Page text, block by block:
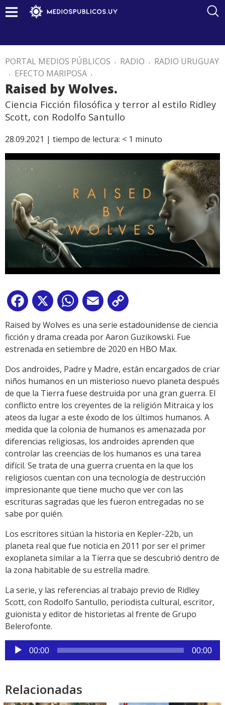
PORTAL MEDIOS PÚBLICOS . RADIO . RADIO URUGUAY
. EFECTO MARIPOSA .
Raised by Wolves.
Ciencia Ficción filosófica y terror al estilo Ridley
Scott, con Rodolfo Santullo
28.09.2021 | tiempo de lectura: < 1 minuto
Facebook
X WhatsApp
Email
Link
Raised by Wolves es una serie estadounidense de ciencia
ficción y drama creada por Aaron Guzikowski. Fue
estrenada en setiembre de 2020 en HBO Max.
Dos androides, Padre y Madre, están encargados de criar
niños humanos en un misterioso nuevo planeta después
de que la Tierra fuese destruida por una gran guerra. El
conflicto entre los creyentes de la religión Mitraica y los
ateos da lugar a este éxodo de los últimos humanos. A
medida que la colonia de humanos es amenazada por
diferencias religiosas, los androides aprenden que
controlar las creencias de los humanos es una tarea
difícil. Se trata de una guerra cruenta en la que los
religiosos cuentan con una tecnología de destrucción
impresionante que tiene mucho que ver con las
escrituras sagradas que les fueron entregadas no se
sabe por quién.
Los escritores sitúan la historia en Kepler-22b, un
planeta real que fue noticia en 2011 por ser el primer
exoplaneta similar a la Tierra que se descubrió dentro de
la zona habitable de su estrella madre.
La serie, y las referencias al trabajo previo de Ridley
Scott, con Rodolfo Santullo, periodista cultural, escritor,
guionista y editor de historietas al frente de Grupo
Belerofonte.
Reproductor
de
00:00 00:00
Relacionadas